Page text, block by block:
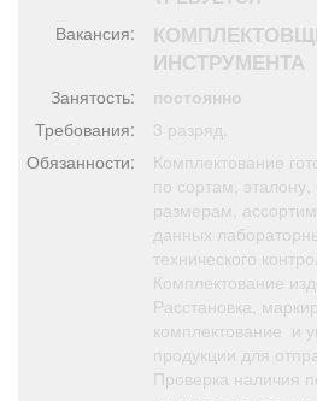
Я -
Вакансия:
ИНСТРУМЕНТА
Занятость:
постоянно
Требования:
3 разряд.
Обязанности:
Комплектование
по сортам,
размерам,
данных
технического
Комплектование
Расстановка,
комплектование и
продукции для
Проверка наличия